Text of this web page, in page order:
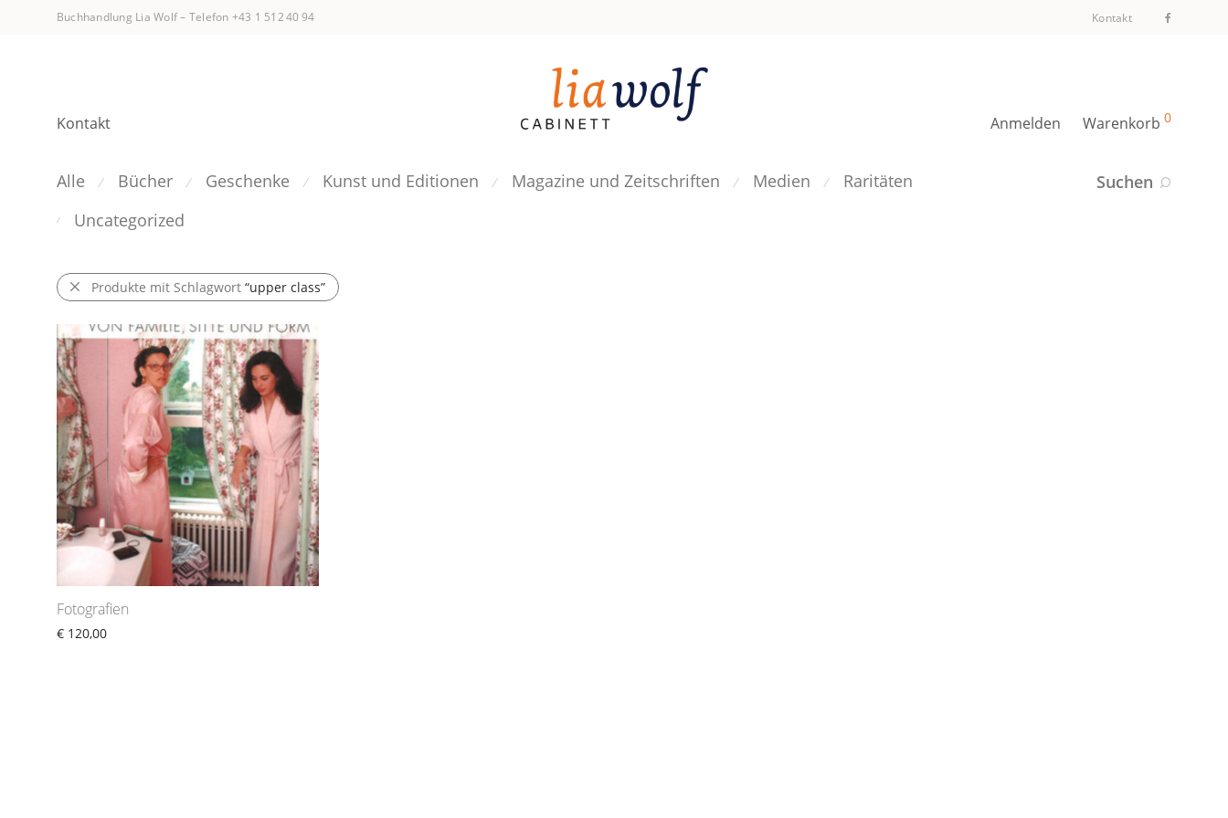
Buchhandlung Lia Wolf– Telefon +43 1 512 40 94 Kontakt
Kontakt Anmelden Warenkorb 0
Suchen
Alle ⁄ Bücher ⁄ Geschenke ⁄ Kunst und Editionen ⁄ Magazine und Zeitschriften ⁄ Medien ⁄ Raritäten
⁄ Uncategorized
Produkte mit Schlagwort “upper class”
Fotografien
€ 120,00